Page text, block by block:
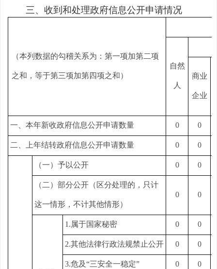
三、收到和处理政府信息公开申请情况
（本列数据的勾稽关系为：第一项加第二项
之和，等于第三项加第四项之和）
自然
人
商业
企业
一、本年新收政府信息公开申请数量 0 0
二、上年结转政府信息公开申请数量 0 0
（一）予以公开 0 0
（二）部分公开（区分处理的，只计
这一情形，不计其他情形）
0 0
1.属于国家秘密 0 0
2.其他法律行政法规禁止公开 0 0
3.危及“三安全一稳定” 0 0